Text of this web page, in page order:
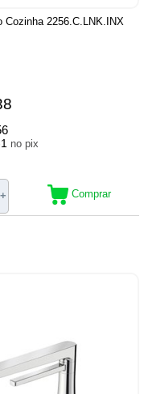
Cozinha 2256.C.LNK.INX
no pix
+ Comprar